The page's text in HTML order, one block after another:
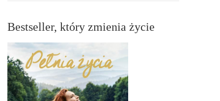
Bestseller, który zmienia życie